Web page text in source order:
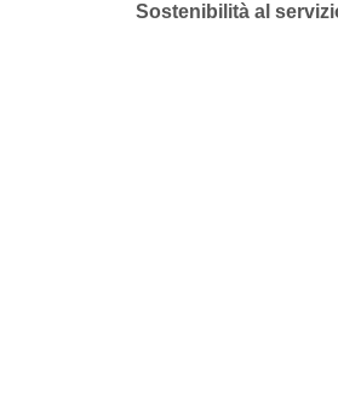
Sostenibilità al